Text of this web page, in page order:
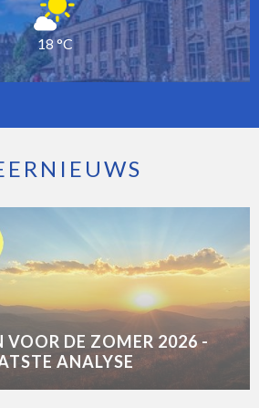
18 °C
VOOR DE ZOMER 2026 -
ANALYSE